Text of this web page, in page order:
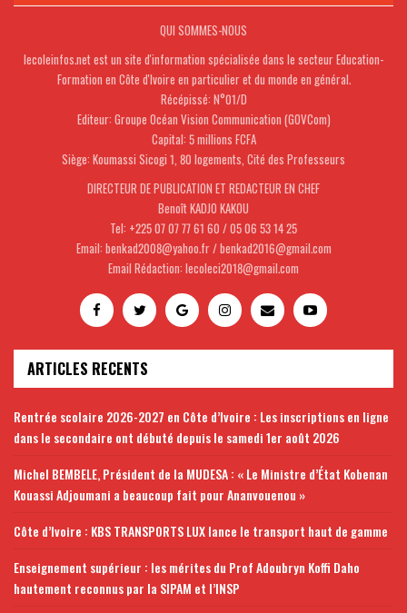
QUI SOMMES-NOUS
lecoleinfos.net est un site d'information spécialisée dans le secteur Education-
Formation en Côte d'Ivoire en particulier et du monde en général.
Récépissé: N°01/D
Editeur: Groupe Océan Vision Communication (GOVCom)
Capital: 5 millions FCFA
Siège: Koumassi Sicogi 1, 80 logements, Cité des Professeurs
DIRECTEUR DE PUBLICATION ET REDACTEUR EN CHEF
Benoît KADJO KAKOU
Tel: +225 07 07 77 61 60 / 05 06 53 14 25
Email: benkad2008@yahoo.fr / benkad2016@gmail.com
Email Rédaction: lecoleci2018@gmail.com
ARTICLES RECENTS
Rentrée scolaire 2026-2027 en Côte d’Ivoire : Les inscriptions en ligne
dans le secondaire ont débuté depuis le samedi 1er août 2026
Michel BEMBELE, Président de la MUDESA : « Le Ministre d’État Kobenan
Kouassi Adjoumani a beaucoup fait pour Ananvouenou »
Côte d’Ivoire : KBS TRANSPORTS LUX lance le transport haut de gamme
Enseignement supérieur : les mérites du Prof Adoubryn Koffi Daho
hautement reconnus par la SIPAM et l’INSP